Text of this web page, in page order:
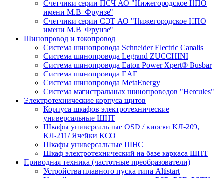
Счетчики серии ПСЧ АО "Нижегородское НПО
имени М.В. Фрунзе"
Счетчики серии СЭТ АО "Нижегородское НПО
имени М.В. Фрунзе"
Шинопровод и токопровод
Система шинопровода Schneider Electric Canalis
Система шинопровода Legrand ZUCCHINI
Система шинопровода Eaton Power Xpert® Busbar
Система шинопровода EAE
Система шинопровода MetaEnergy
Система магистральных шинопроводов "Hercules"
Электротехнические корпуса щитов
Корпуса шкафов электротехнические
универсальные ШНТ
Шкафы универсальные OSD / киоски КЛ-209,
КЛ-211/ Ячейки КСО
Шкафы универсальные ШНС
Шкаф электротехнический на базе каркаса ШНТ
Приводная техника (частотные преобразователи)
Устройства плавного пуска типа Altistart